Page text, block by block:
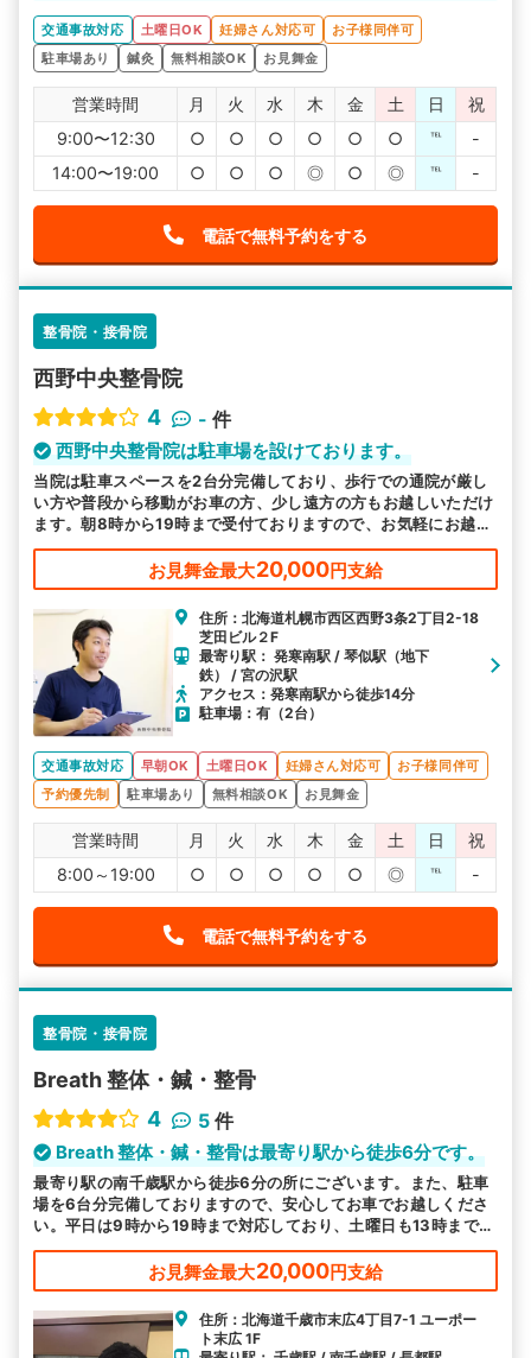
した。
交通事故対応 土曜日OK 妊婦さん対応可
お子様同伴可
駐車場あり
鍼灸 無料相談OK お見舞金
営業時間 月 火 水 木 金 土 日
祝
9:00〜12:30
○ ○ ○ ○ ○ ○ ℡
-
14:00〜19:00
○ ○ ○ ◎ ○ ◎ ℡ -
電話で無料予約をする
整骨院・接骨院
西野中央整骨院
4
- 件
西野中央整骨院は駐車場を設けております。
当院は駐車スペースを2台分完備しており、歩行での通院が厳し
い方や普段から移動がお車の方、少し遠方の方もお越しいただけ
ます。朝8時から19時まで受付ておりますので、お気軽にお越し
ください。
お見舞金最大20,000円支給
住所：北海道札幌市西区西野3条2丁目2-18
芝田ビル２F
最寄り駅： 発寒南駅 / 琴似駅（地下
鉄） / 宮の沢駅
アクセス：発寒南駅から徒歩14分
駐車場：有（2台）
交通事故対応 早朝OK 土曜日OK 妊婦さん対応可
お子様同伴可
予約優先制
駐車場あり 無料相談OK お見舞金
営業時間 月 火 水 木 金 土 日
祝
8:00～19:00
○ ○ ○ ○ ○ ◎ ℡ -
電話で無料予約をする
整骨院・接骨院
Breath 整体・鍼・整骨
4
5 件
Breath 整体・鍼・整骨は最寄り駅から徒歩6分です。
最寄り駅の南千歳駅から徒歩6分の所にございます。また、駐車
場を6台分完備しておりますので、安心してお車でお越しくださ
い。平日は9時から19時まで対応しており、土曜日も13時まで受
付ております。
お見舞金最大20,000円支給
住所：北海道千歳市末広4丁目7-1 ユーポー
ト末広 1F